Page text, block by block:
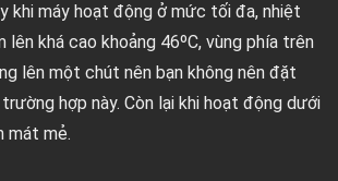
khi máy hoạt động ở mức tối đa, nhiệt
lên khá cao khoảng 46ºC, vùng phía trên
lên một chút nên bạn không nên đặt
hợp này. Còn lại khi hoạt động dưới
mát mẻ.